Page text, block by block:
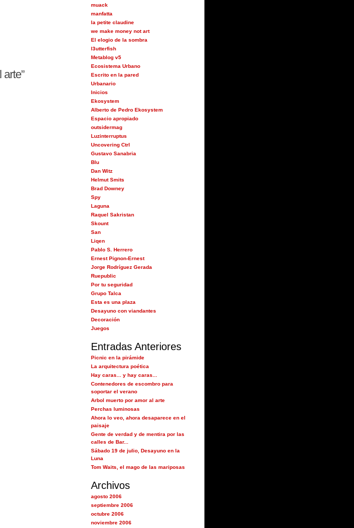
muack
manfatta
la petite claudine
we make money not art
El elogio de la sombra
l3utterfish
Metablog v5
Ecosistema Urbano
Escrito en la pared
Urbanario
Inicios
Ekosystem
Alberto de Pedro Ekosystem
Espacio apropiado
outsidermag
Luzinterruptus
Uncovering Ctrl
Gustavo Sanabria
Blu
Dan Witz
Helmut Smits
Brad Downey
Spy
Laguna
Raquel Sakristan
Skount
San
Liqen
Pablo S. Herrero
Ernest Pignon-Ernest
Jorge Rodríguez Gerada
Ruepublic
Por tu seguridad
Grupo Talca
Esta es una plaza
Desayuno con viandantes
Decoración
Juegos
Entradas Anteriores
Picnic en la pirámide
La arquitectura poética
Hay caras... y hay caras...
Contenedores de escombro para
soportar el verano
Arbol muerto por amor al arte
Perchas luminosas
Ahora lo veo, ahora desaparece en el
paisaje
Gente de verdad y de mentira por las
calles de Bar...
Sábado 19 de julio, Desayuno en la
Luna
Tom Waits, el mago de las mariposas
Archivos
agosto 2006
septiembre 2006
octubre 2006
noviembre 2006